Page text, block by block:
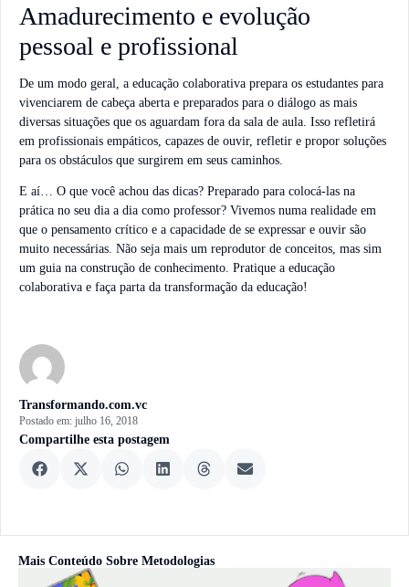
Transformando.com.vc
Postado em: julho 16, 2018
Compartilhe esta postagem
Amadurecimento e evolução
pessoal e profissional
De um modo geral, a educação colaborativa prepara os estudantes para
vivenciarem de cabeça aberta e preparados para o diálogo as mais
diversas situações que os aguardam fora da sala de aula. Isso refletirá
em profissionais empáticos, capazes de ouvir, refletir e propor soluções
para os obstáculos que surgirem em seus caminhos.
E aí… O que você achou das dicas? Preparado para colocá-las na
prática no seu dia a dia como professor? Vivemos numa realidade em
que o pensamento crítico e a capacidade de se expressar e ouvir são
muito necessárias. Não seja mais um reprodutor de conceitos, mas sim
um guia na construção de conhecimento. Pratique a educação
colaborativa e faça parta da transformação da educação!
Mais Conteúdo Sobre Metodologias